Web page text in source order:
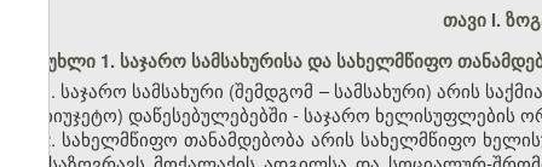
თავი I.
მუხლი 1. საჯარო სამსახურისა და სახელმწიფო
1. საჯარო სამსახური (შემდგომ – სამსახური) არის
(საბიუჯეტო) დაწესებულებებში - საჯარო ხელისუფლების
2. სახელმწიფო თანამდებობა არის სახელმწიფო